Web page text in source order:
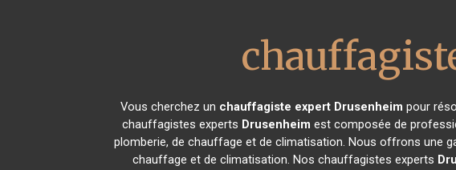
Vous cherchez un chauffagiste expert Drusenheim pour
chauffagistes experts Drusenheim est composée de
plomberie, de chauffage et de climatisation. Nous offrons une
chauffage et de climatisation. Nos chauffagistes experts